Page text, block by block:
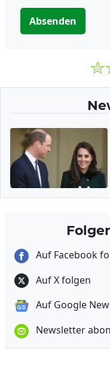
Absenden
Auf Facebook
Auf X folgen
Auf Google
Newsletter